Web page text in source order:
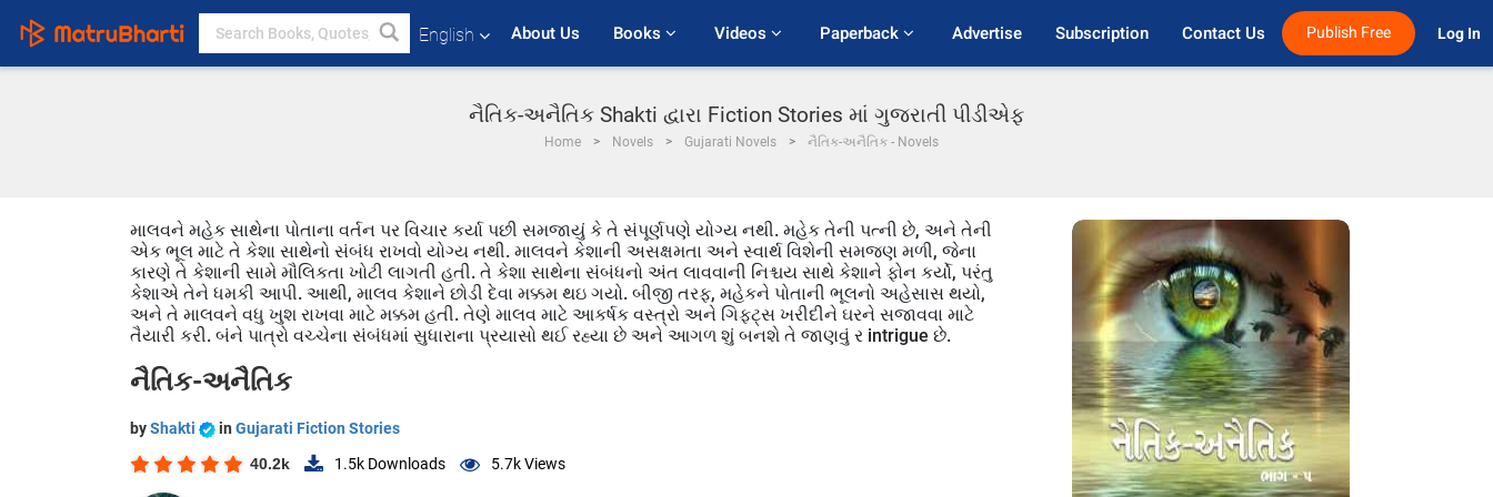
English About Us Books Videos Paperback Advertise Subscription Contact Us Publish Free Log In
નૈતિક-અનૈતિક Shakti દ્વારા Fiction Stories માં ગુજરાતી પીડીએફ
Home Novels Gujarati Novels નૈતિક-અનૈતિક - Novels
માલવને મહેક સાથેના પોતાના વર્તન પર વિચાર કર્યા પછી સમજાયું કે તે સંપૂર્ણપણે યોગ્ય નથી. મહેક તેની પત્ની છે, અને તેની
એક ભૂલ માટે તે કેશા સાથેનો સંબંધ રાખવો યોગ્ય નથી. માલવને કેશાની અસક્ષમતા અને સ્વાર્થ વિશેની સમજણ મળી, જેના
કારણે તે કેશાની સામે મૌલિકતા ખોટી લાગતી હતી. તે કેશા સાથેના સંબંધનો અંત લાવવાની નિશ્ચય સાથે કેશાને ફોન કર્યો, પરંતુ
કેશાએ તેને ધમકી આપી. આથી, માલવ કેશાને છોડી દેવા મક્કમ થઇ ગયો. બીજી તરફ, મહેકને પોતાની ભૂલનો અહેસાસ થયો,
અને તે માલવને વધુ ખુશ રાખવા માટે મક્કમ હતી. તેણે માલવ માટે આકર્ષક વસ્ત્રો અને ગિફ્ટ્સ ખરીદીને ઘરને સજાવવા માટે
તૈયારી કરી. બંને પાત્રો વચ્ચેના સંબંધમાં સુધારાના પ્રયાસો થઈ રહ્યા છે અને આગળ શું બનશે તે જાણવું ર intrigue છે.
નૈતિક-અનૈતિક
byShakti in Gujarati Fiction Stories
40.2k 1.5k Downloads 5.7kViews